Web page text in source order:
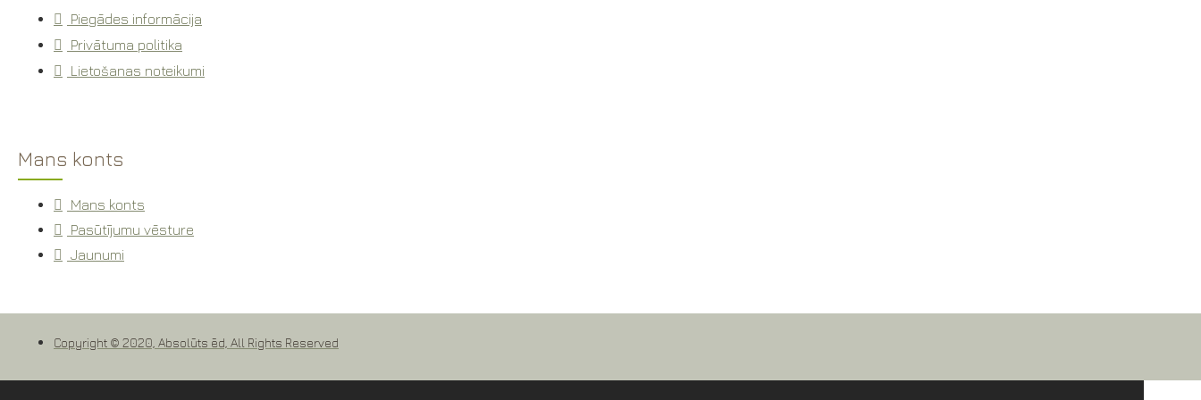
Piegādes informācija
Privātuma politika
Lietošanas noteikumi
Mans konts
Mans konts
Pasūtījumu vēsture
Jaunumi
Copyright © 2020, Absolūts ēd, All Rights Reserved